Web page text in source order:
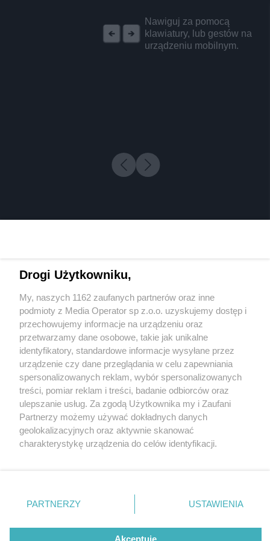
Nawiguj za pomocą
klawiatury, lub gestów na
urządzeniu mobilnym.
28 / 0
Wydawca mediów lokalnych
Nie zapomnij
zapoznać się z:
polityką prywatności regulamin korzystania z portali
Twojemiasto
Piekary Śląskie
Chorzów
Tarnowskie Góry
Gliwice
Skontakuj sięz nami
Kontakt
Wydawca
Redakcja
Drogi Użytkowniku,
My, naszych 1162 zaufanych partnerów oraz inne
podmioty z Media Operator sp z.o.o. uzyskujemy dostęp i
przechowujemy informacje na urządzeniu oraz
przetwarzamy dane osobowe, takie jak unikalne
identyfikatory, standardowe informacje wysyłane przez
urządzenie czy dane przeglądania w celu zapewniania
spersonalizowanych reklam, wybór spersonalizowanych
treści, pomiar reklam i treści, badanie odbiorców oraz
ulepszanie usług. Za zgodą Użytkownika my i Zaufani
Partnerzy możemy używać dokładnych danych
geolokalizacyjnych oraz aktywnie skanować
charakterystykę urządzenia do celów identyfikacji.
zmienić/wycofać klikając przycisk ustawień prywatności
znajdujący się w lewym dolnym rogu strony
rodzaje przetwarzania danych nie wymagają zgody
użytkownika, ale masz prawo sprzeciwić się takiemu
PARTNERZY USTAWIENIA
Akceptuję